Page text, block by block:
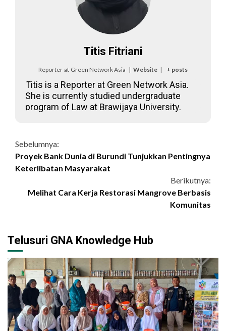
Titis Fitriani
Reporter at Green Network Asia | Website | + posts
Titis is a Reporter at Green Network Asia.
She is currently studied undergraduate
program of Law at Brawijaya University.
Continue
Reading
Sebelumnya:
Proyek Bank Dunia di Burundi Tunjukkan Pentingnya
Keterlibatan Masyarakat
Berikutnya:
Melihat Cara Kerja Restorasi Mangrove Berbasis
Komunitas
Telusuri GNA Knowledge Hub